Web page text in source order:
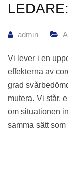
admin
Vi lever i en
effekterna av
grad
mutera. Vi står,
om situationen
samma sätt